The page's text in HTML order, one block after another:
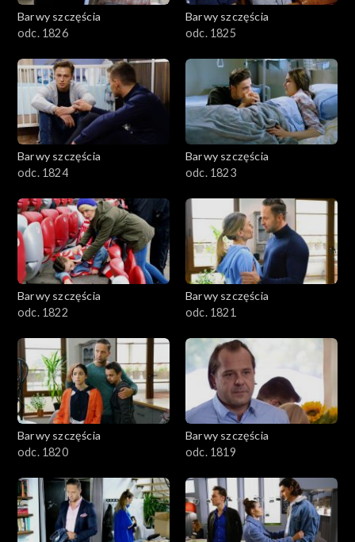
Barwy szczęścia
odc. 1826
Barwy szczęścia
odc. 1825
Barwy szczęścia
odc. 1824
Barwy szczęścia
odc. 1823
Barwy szczęścia
odc. 1822
Barwy szczęścia
odc. 1821
Barwy szczęścia
odc. 1820
Barwy szczęścia
odc. 1819